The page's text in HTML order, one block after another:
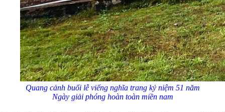
Quang cảnh buổi lễ viếng nghĩa trang kỷ niệm 51 năm
Ngày giải phóng hoàn toàn miền nam